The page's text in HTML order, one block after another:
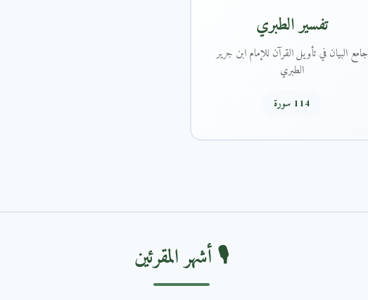
تفسير الطبري
جامع البيان في تأويل القرآن للإمام ابن جرير
الطبري
114 سورة
🎙️ أشهر المقرئين